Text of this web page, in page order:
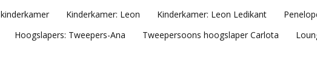
kinderkamer Kinderkamer: Leon Kinderkamer: Leon Ledikant
Hoogslapers: Tweepers-Ana
Tweepersoons hoogslaper Carlota